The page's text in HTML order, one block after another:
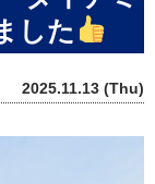
した
2025.11.13 (Thu)